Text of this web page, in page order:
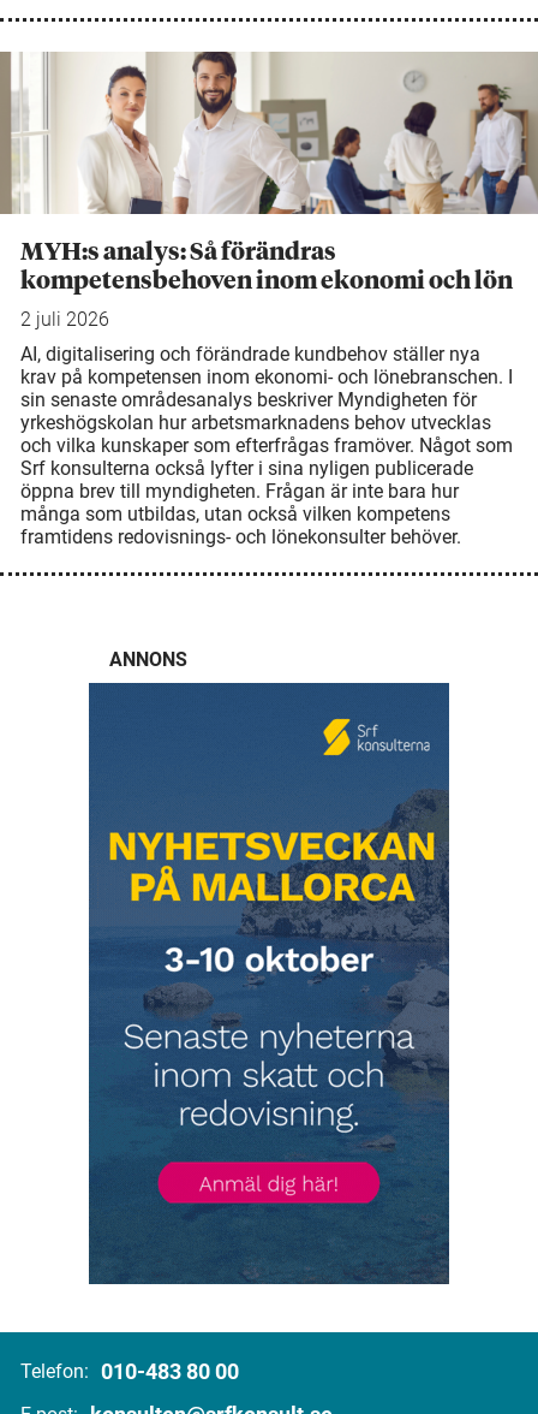
MYH:s analys: Så förändras
kompetensbehoven inom ekonomi och lön
2 juli 2026
AI, digitalisering och förändrade kundbehov ställer nya
krav på kompetensen inom ekonomi- och lönebranschen. I
sin senaste områdesanalys beskriver Myndigheten för
yrkeshögskolan hur arbetsmarknadens behov utvecklas
och vilka kunskaper som efterfrågas framöver. Något som
Srf konsulterna också lyfter i sina nyligen publicerade
öppna brev till myndigheten. Frågan är inte bara hur
många som utbildas, utan också vilken kompetens
framtidens redovisnings- och lönekonsulter behöver.
ANNONS
Telefon: 010-483 80 00